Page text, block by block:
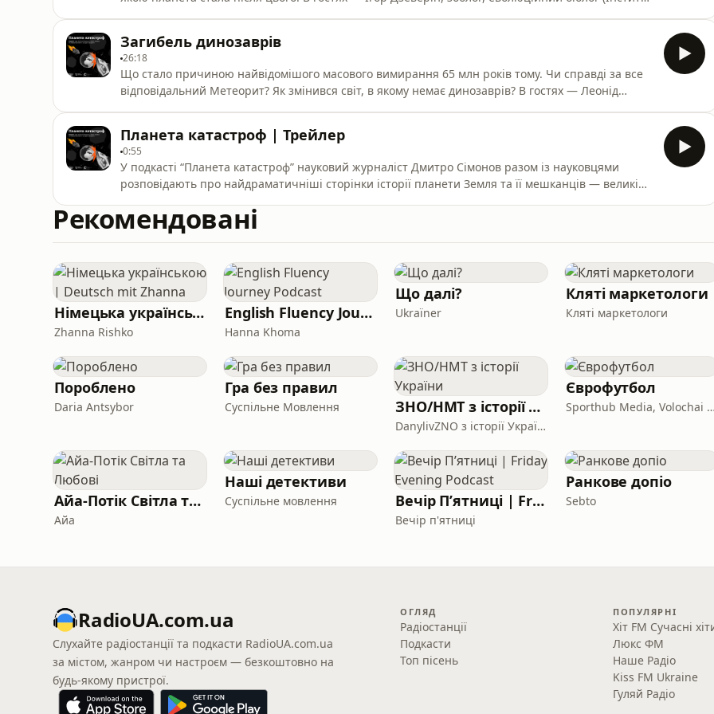
Загибель динозаврів
26:18
Що стало причиною найвідомішого масового вимирання 65 млн років тому. Чи справді за все
відповідальний Метеорит? Як змінився світ, в якому немає динозаврів? В гостях — Леонід
Планета катастроф | Трейлер
0:55
У подкасті “Планета катастроф” науковий журналіст Дмитро Сімонов разом із науковцями
розповідають про найдраматичніші сторінки історії планети Земля та її мешканців — великі
Рекомендовані
Німецька українською | Deutsch mit Zhanna
Zhanna Rishko
English Fluency Journey Podcast
Hanna Khoma
Що далі?
Ukraїner
Кляті маркетологи
Кляті маркетологи
Пороблено
Daria Antsybor
Гра без правил
Суспільне Мовлення ЗНО/НМТ з історії України
DanylivZNO з історії України
Єврофутбол
Sporthub
Айа-Потік Світла та Любові
Айа
Наші детективи
Суспільне мовлення Вечір Пʼятниці | Friday Evening Podcast
Вечір п'ятниці
Ранкове допіо
Sebto
RadioUA.com.ua
Слухайте радіостанції та подкасти RadioUA.com.ua
за містом, жанром чи настроєм — безкоштовно на
будь-якому пристрої.
ОГЛЯД
Радіостанції
Подкасти
Топ пісень
ПОПУЛЯРНІ
Хіт FM Сучасні
Люкс ФМ
Наше Радіо
Kiss FM Ukraine
Гуляй Радіо